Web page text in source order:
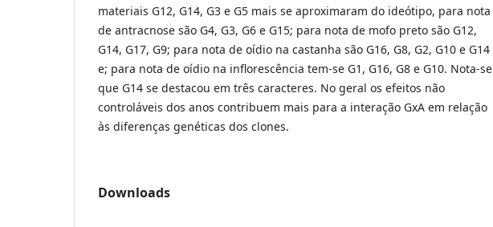
materiais G12, G14, G3 e G5 mais se aproximaram do ideótipo, para nota
de antracnose são G4, G3, G6 e G15; para nota de mofo preto são G12,
G14, G17, G9; para nota de oídio na castanha são G16, G8, G2, G10 e G14
e; para nota de oídio na inflorescência tem-se G1, G16, G8 e G10. Nota-se
que G14 se destacou em três caracteres. No geral os efeitos não
controláveis dos anos contribuem mais para a interação GxA em relação
às diferenças genéticas dos clones.
Downloads